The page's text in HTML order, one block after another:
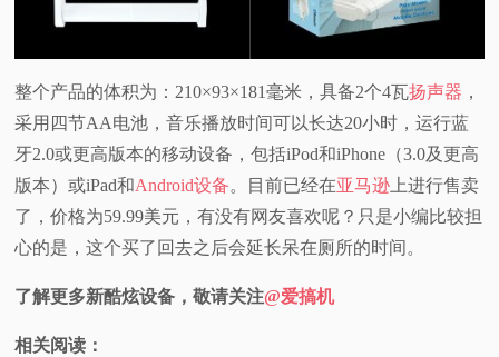
整个产品的体积为：210×93×181毫米，具备2个4瓦扬声器 ，
采用四节AA电池，音乐播放时间可以长达20小时，运行蓝
牙2.0或更高版本的移动设备，包括iPod和iPhone（3.0及更高
版本）或iPad和Android设备。目前已经在亚马逊 上进行售卖
了，价格为59.99美元，有没有网友喜欢呢？只是小编比较担
心的是，这个买了回去之后会延长呆在厕所的时间。
了解更多新酷炫设备，敬请关注@爱搞机
相关阅读：